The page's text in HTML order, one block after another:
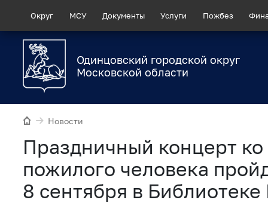
Округ МСУ Документы Услуги Пожбез
Одинцовский городской округ
Московской области
Новости
Праздничный концерт
пожилого человека
8 сентября в